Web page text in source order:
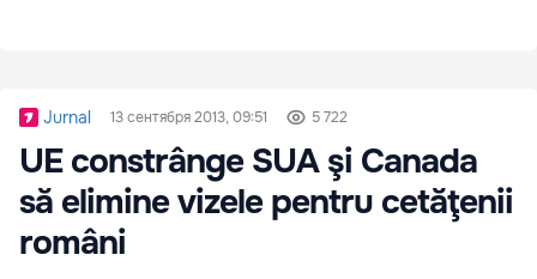
Jurnal 13 сентября 2013, 09:51 5 722
UE constrânge SUA şi Canada
să elimine vizele pentru cetăţenii
români